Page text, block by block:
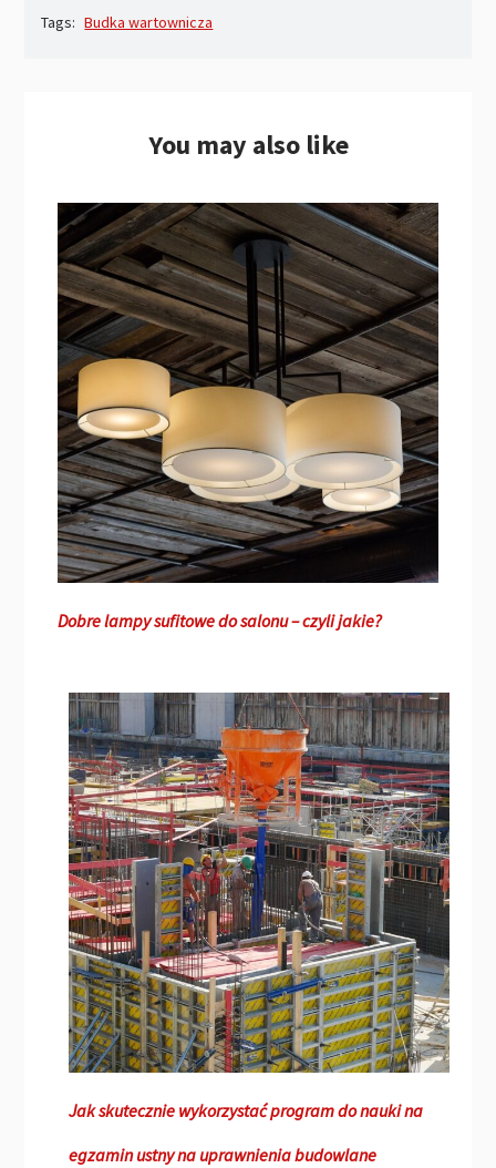
Tags: Budka wartownicza
You may also like
Dobre lampy sufitowe do salonu – czyli jakie?
Jak skutecznie wykorzystać program do nauki na
egzamin ustny na uprawnienia budowlane